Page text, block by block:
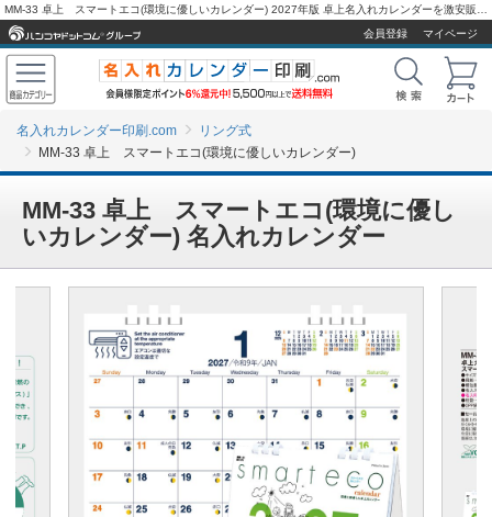
会員登録
マイページ
名入れカレンダー印刷.com
リング式
MM-33 卓上 スマートエコ(環境に優しいカレンダー)
MM-33 卓上 スマートエコ(環境に優し
いカレンダー) 名入れカレンダー